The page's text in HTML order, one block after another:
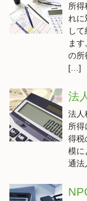
所得
れに
し
ま
の所
[…]
法
法人
所得
得税
模に
通法